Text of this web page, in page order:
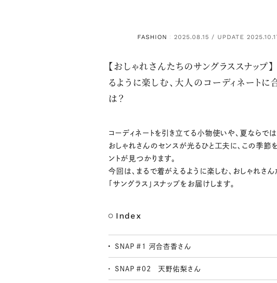
FASHION ： 2025.08.15 / UPDATE
【おしゃれさんたちのサングラススナップ
るように楽しむ、大人のコーディネートに
は？
コーディネートを引き立てる小物使いや、夏ならでは
おしゃれさんのセンスが光るひと工夫に、この季節
ントが見つかります。
今回は、まるで着がえるように楽しむ、おしゃれさ
「サングラス」スナップをお届けします。
Index
SNAP #1 河合杏香さん
SNAP #02 天野佑梨さん